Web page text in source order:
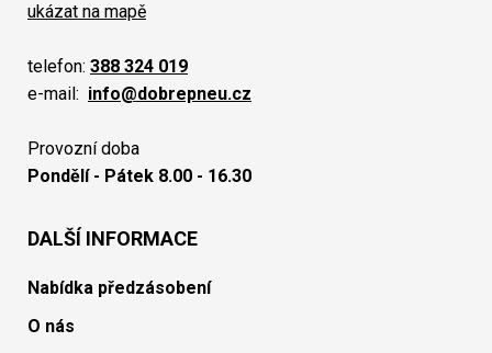
ukázat na mapě
telefon: 388 324 019
e-mail: info@dobrepneu.cz
Provozní doba
Pondělí - Pátek 8.00 - 16.30
DALŠÍ INFORMACE
Nabídka předzásobení
O nás